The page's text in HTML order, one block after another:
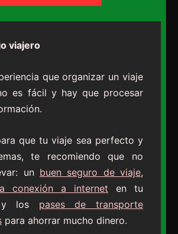
viajero
que organizar un viaje
es fácil y hay que procesar
que tu viaje sea perfecto y
te recomiendo que no
un buen seguro de viaje,
conexión a internet
en tu
y los
pases de transporte
para ahorrar mucho dinero.